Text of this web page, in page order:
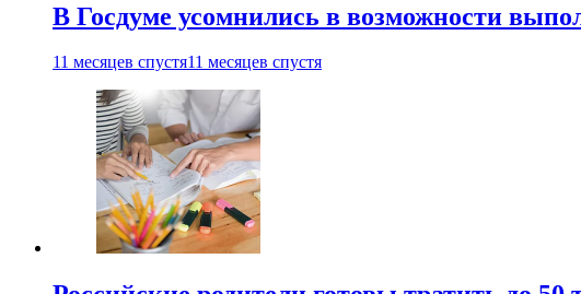
В Госдуме усомнились в возможности
11 месяцев спустя11 месяцев спустя